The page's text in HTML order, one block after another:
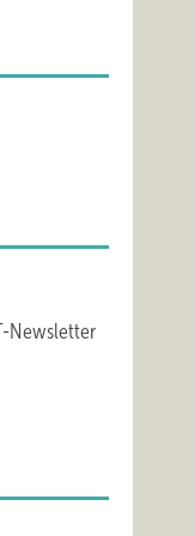
Newsletter